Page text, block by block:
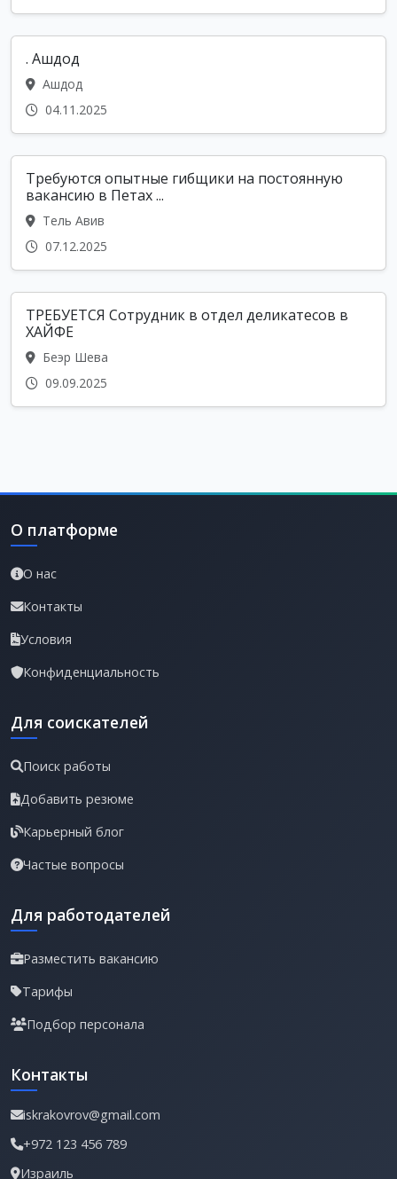
. Ашдод
Ашдод
04.11.2025
Требуются опытные гибщики на постоянную
вакансию в Петах ...
Тель Авив
07.12.2025
ТРЕБУЕТСЯ Сотрудник в отдел деликатесов в
ХАЙФЕ
Беэр Шева
09.09.2025
О платформе
О нас
Контакты
Условия
Конфиденциальность
Для соискателей
Поиск работы
Добавить резюме
Карьерный блог
Частые вопросы
Для работодателей
Разместить вакансию
Тарифы
Подбор персонала
Контакты
iskrakovrov@gmail.com
+972 123 456 789
Израиль